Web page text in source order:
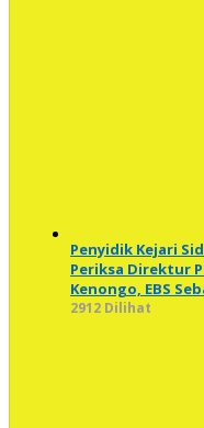
Penyidik Kejari
Periksa Direktur
Kenongo, EBS
2912 Dilihat